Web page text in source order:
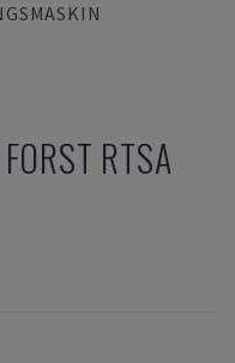
FORST RTSA